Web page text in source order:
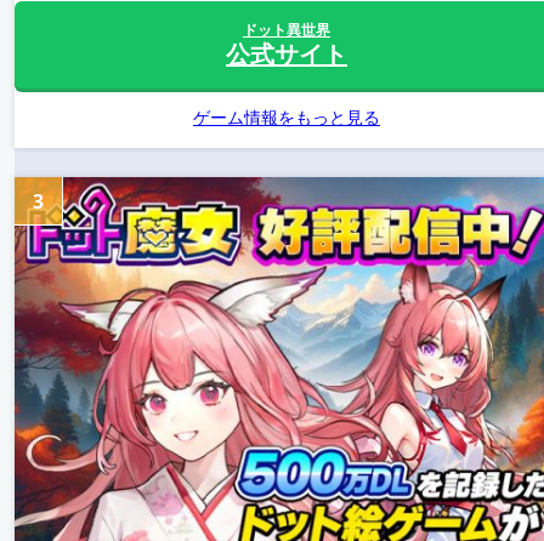
ドット異世界
公式サイト
ゲーム情報をもっと見る
3